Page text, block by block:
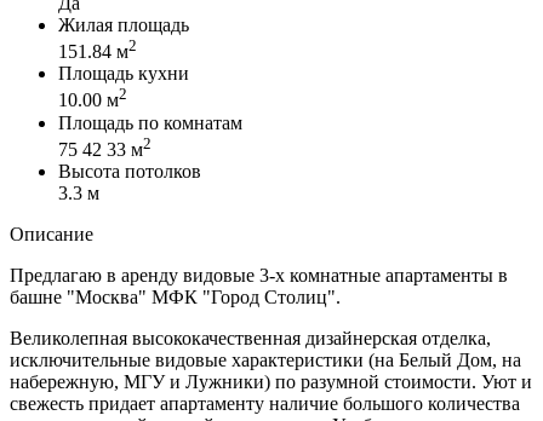
Жилая площадь
151.84 м2
Площадь кухни
10.00 м2
Площадь по комнатам
75 42 33 м2
Высота потолков
3.3 м
Описание
Предлагаю в аренду видовые 3-х комнатные апартаменты в
башне "Москва" МФК "Город Столиц".
Великолепная высококачественная дизайнерская отделка,
исключительные видовые характеристики (на Белый Дом, на
набережную, МГУ и Лужники) по разумной стоимости. Уют и
свежесть придает апартаменту наличие большого количества